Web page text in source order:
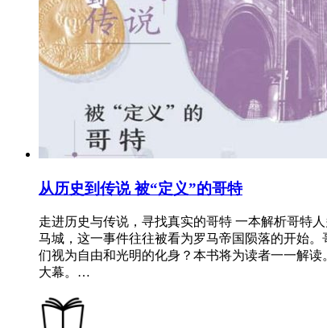
从历史到传说 被“定义”的哥特
走进历史与传说，寻找真实的哥特 一本解析哥特
马城，这一事件往往被看为罗马帝国陨落的开始
们视为自由和光明的化身？本书将为读者一一解
大幕。…